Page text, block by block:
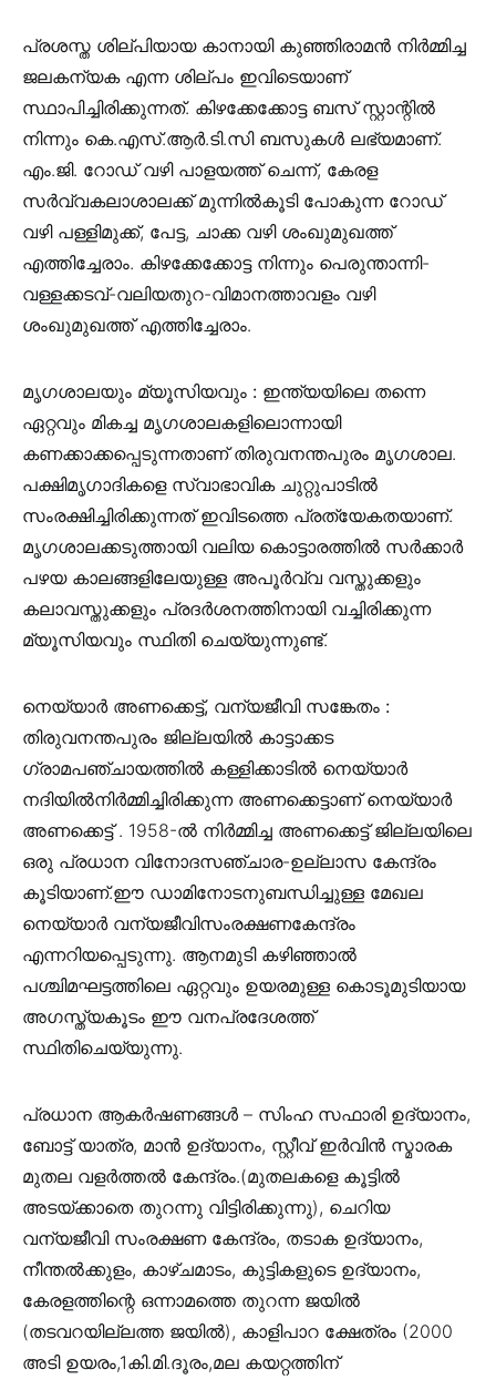
പ്രശസ്ത ശില്പിയായ കാനായി കുഞ്ഞിരാമൻ നിർമ്മിച്ച
ജലകന്യക എന്ന ശില്പം ഇവിടെയാണ്
സ്ഥാപിച്ചിരിക്കുന്നത്. കിഴക്കേക്കോട്ട ബസ് സ്റ്റാന്റിൽ
നിന്നും കെ.എസ്.ആർ.ടി.സി ബസുകൾ ലഭ്യമാണ്.
എം.ജി. റോഡ് വഴി പാളയത്ത് ചെന്ന്, കേരള
സർവ്വകലാശാലക്ക് മുന്നിൽകൂടി പോകുന്ന റോഡ്
വഴി പള്ളിമുക്ക്, പേട്ട, ചാക്ക വഴി ശംഖുമുഖത്ത്
എത്തിച്ചേരാം. കിഴക്കേക്കോട്ട നിന്നും പെരുന്താന്നി-
വള്ളക്കടവ്-വലിയതുറ-വിമാനത്താവളം വഴി
ശംഖുമുഖത്ത് എത്തിച്ചേരാം.
മൃഗശാലയും മ്യൂസിയവും : ഇന്ത്യയിലെ തന്നെ
ഏറ്റവും മികച്ച മൃഗശാലകളിലൊന്നായി
കണക്കാക്കപ്പെടുന്നതാണ് തിരുവനന്തപുരം മൃഗശാല.
പക്ഷിമൃഗാദികളെ സ്വാഭാവിക ചുറ്റുപാടിൽ
സം‌രക്ഷിച്ചിരിക്കുന്നത് ഇവിടത്തെ പ്രത്യേകതയാണ്‌.
മൃഗശാലക്കടുത്തായി വലിയ കൊട്ടാരത്തിൽ സർക്കാർ
പഴയ കാലങ്ങളിലേയുള്ള അപൂർവ്വ വസ്തുക്കളും
കലാവസ്തുക്കളും പ്രദർശനത്തിനായി വച്ചിരിക്കുന്ന
മ്യൂസിയവും സ്ഥിതി ചെയ്യുന്നുണ്ട്.
നെയ്യാർ അണക്കെട്ട്, വന്യജീവി സങ്കേതം :
തിരുവനന്തപുരം ജില്ലയിൽ കാട്ടാക്കട
ഗ്രാമപഞ്ചായത്തിൽ കള്ളിക്കാടിൽ നെയ്യാർ
നദിയിൽനിർമ്മിച്ചിരിക്കുന്ന അണക്കെട്ടാണ് നെയ്യാർ
അണക്കെട്ട് . 1958-ൽ നിർമ്മിച്ച അണക്കെട്ട് ജില്ലയിലെ
ഒരു പ്രധാന വിനോദസഞ്ചാര-ഉല്ലാസ കേന്ദ്രം
കൂടിയാണ്.ഈ ഡാമിനോടനുബന്ധിച്ചുള്ള മേഖല
നെയ്യാർ വന്യജീവിസംരക്ഷണകേന്ദ്രം
എന്നറിയപ്പെടുന്നു. ആനമുടി കഴിഞ്ഞാൽ
പശ്ചിമഘട്ടത്തിലെ ഏറ്റവും ഉയരമുള്ള കൊടൂമുടിയായ
അഗസ്ത്യകൂടം ഈ വനപ്രദേശത്ത്
സ്ഥിതിചെയ്യുന്നു.
പ്രധാന ആകർഷണങ്ങൾ – സിംഹ സഫാരി ഉദ്യാനം,
ബോട്ട് യാത്ര, മാൻ ഉദ്യാനം, സ്റ്റീവ് ഇർവിൻ സ്മാരക
മുതല വളർത്തൽ കേന്ദ്രം.(മുതലകളെ കൂട്ടിൽ
അടയ്ക്കാതെ തുറന്നു വിട്ടിരിക്കുന്നു), ചെറിയ
വന്യജീവി സംരക്ഷണ കേന്ദ്രം, തടാക ഉദ്യാനം,
നീന്തൽക്കുളം, കാഴ്ചമാടം, കുട്ടികളുടെ ഉദ്യാനം,
കേരളത്തിന്റെ ഒന്നാമത്തെ തുറന്ന ജയിൽ
(തടവറയില്ലത്ത ജയിൽ), കാളിപാറ ക്ഷേത്രം (2000
അടി ഉയരം,1കി.മി.ദൂരം,മല കയറ്റത്തിന്